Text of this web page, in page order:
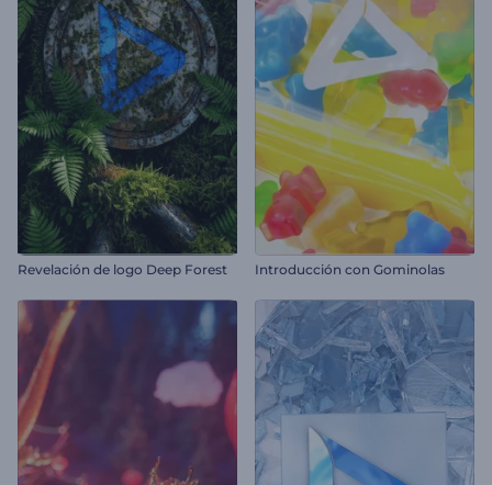
Revelación de logo Deep Forest Introducción con Gominolas